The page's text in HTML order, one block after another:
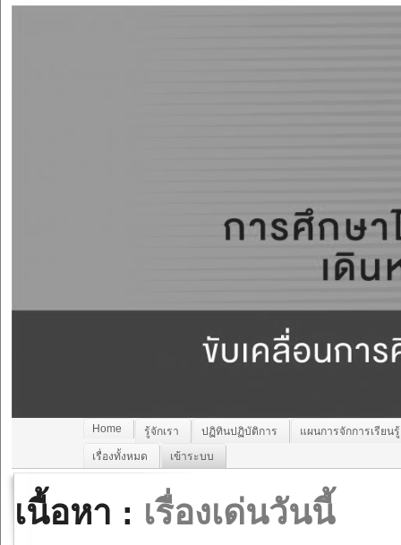
Home รู้จักเรา ปฏิทินปฏิบัติการ
แผนการจักการเรียน
เรื่องทั้งหมด
เข้าระบบ
เนื้อหา : เรื่องเด่นวันนี้